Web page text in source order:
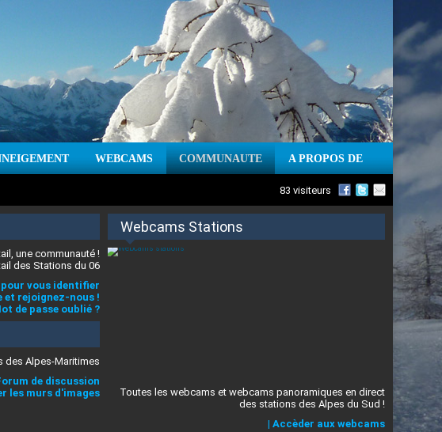
WEBCAMS COMMUNAUTE A PROPOS DE
83 visiteurs
une communauté !
des Stations du 06
vous identifier
et rejoignez-nous !
de passe oublié ?
des Alpes-Maritimes
de discussion
les murs d'images
Webcams Stations
Toutes les webcams et webcams panoramiques en direct
des stations des Alpes du Sud !
| Accèder aux webcams